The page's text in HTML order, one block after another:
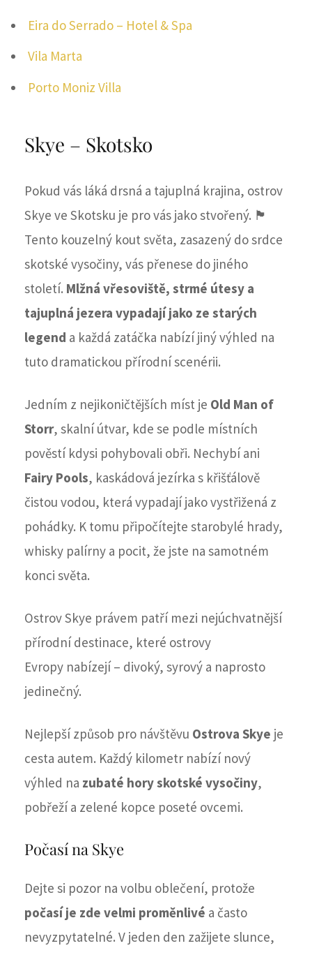
Eira do Serrado – Hotel & Spa
Vila Marta
Porto Moniz Villa
Skye – Skotsko
Pokud vás láká drsná a tajuplná krajina, ostrov
Skye ve Skotsku je pro vás jako stvořený. 🏴󠁧󠁢󠁳󠁣󠁴󠁿
Tento kouzelný kout světa, zasazený do srdce
skotské vysočiny, vás přenese do jiného
století. Mlžná vřesoviště, strmé útesy a
tajuplná jezera vypadají jako ze starých
legend a každá zatáčka nabízí jiný výhled na
tuto dramatickou přírodní scenérii.
Jedním z nejikoničtějších míst je Old Man of
Storr, skalní útvar, kde se podle místních
pověstí kdysi pohybovali obři. Nechybí ani
Fairy Pools, kaskádová jezírka s křišťálově
čistou vodou, která vypadají jako vystřižená z
pohádky. K tomu připočítejte starobylé hrady,
whisky palírny a pocit, že jste na samotném
konci světa.
Ostrov Skye právem patří mezi nejúchvatnější
přírodní destinace, které ostrovy
Evropy nabízejí – divoký, syrový a naprosto
jedinečný.
Nejlepší způsob pro návštěvu Ostrova Skye je
cesta autem. Každý kilometr nabízí nový
výhled na zubaté horyskotské vysočiny,
pobřeží a zelené kopce poseté ovcemi.
Počasí na Skye
Dejte si pozor na volbu oblečení, protože
počasí je zde velmi proměnlivé a často
nevyzpytatelné. V jeden den zažijete slunce,